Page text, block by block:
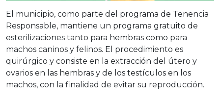
El municipio, como parte del programa de Tenencia
Responsable, mantiene un programa gratuito de
esterilizaciones tanto para hembras como para
machos caninos y felinos. El procedimiento es
quirúrgico y consiste en la extracción del útero y
ovarios en las hembras y de los testículos en los
machos, con la finalidad de evitar su reproducción.